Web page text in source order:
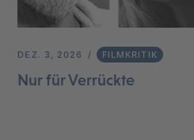
DEZ. 3, 2026 FILMKRITIK
Nur für Verrückte